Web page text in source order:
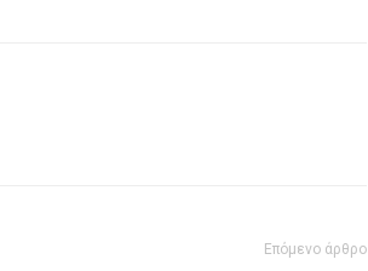
Επόμενο άρθρο